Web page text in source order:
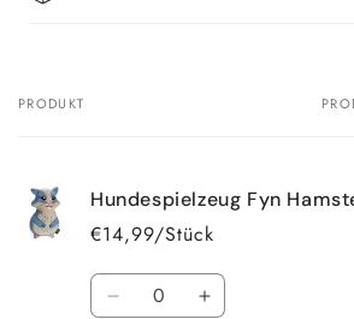
Dein
PRODUKT
Hundespielzeug Fyn
€14,99/Stück
Anzahl
VerringereErhöhe